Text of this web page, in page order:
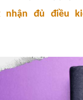
nhận đủ điều